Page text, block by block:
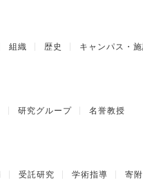
組織 歴史 キャンパス・
研究グループ 名誉教授
受託研究 学術指導 寄